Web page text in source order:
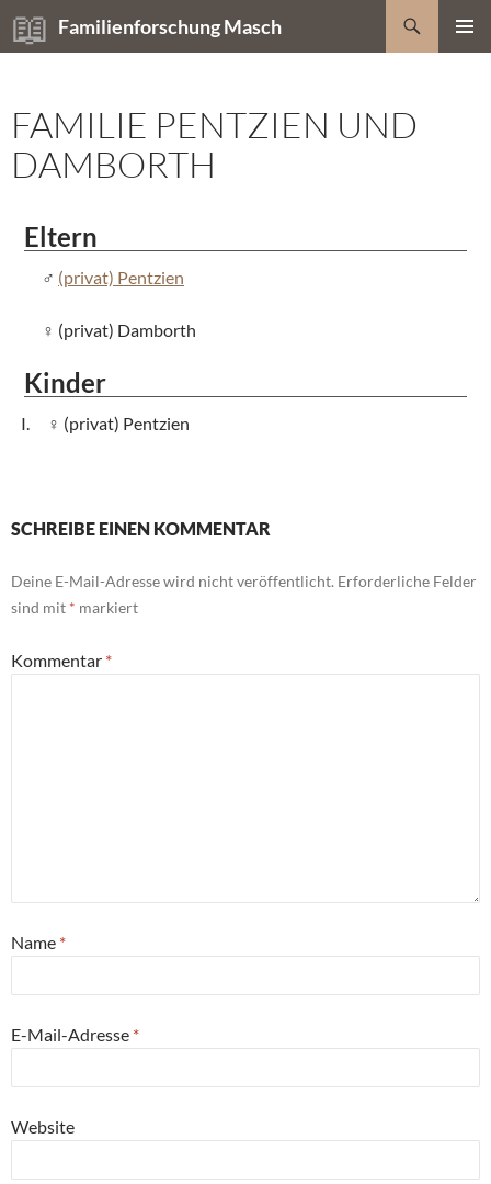
Zum
Inhalt
Familienforschung Masch
Suchen
FAMILIE PENTZIEN UND
DAMBORTH
Eltern
(privat) Pentzien
(privat) Damborth
Kinder
(privat) Pentzien
SCHREIBE EINEN KOMMENTAR
Deine E-Mail-Adresse wird nicht veröffentlicht. Erforderliche Felder
sind mit * markiert
Kommentar *
Name *
E-Mail-Adresse *
Website